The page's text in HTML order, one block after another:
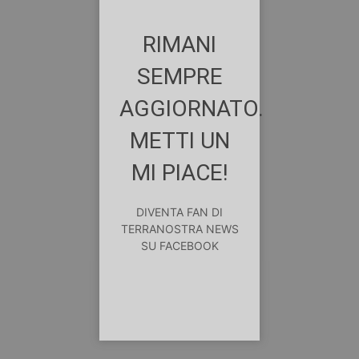
RIMANI
SEMPRE
AGGIORNATO.
METTI UN
MI PIACE!
DIVENTA FAN DI
TERRANOSTRA NEWS
SU FACEBOOK